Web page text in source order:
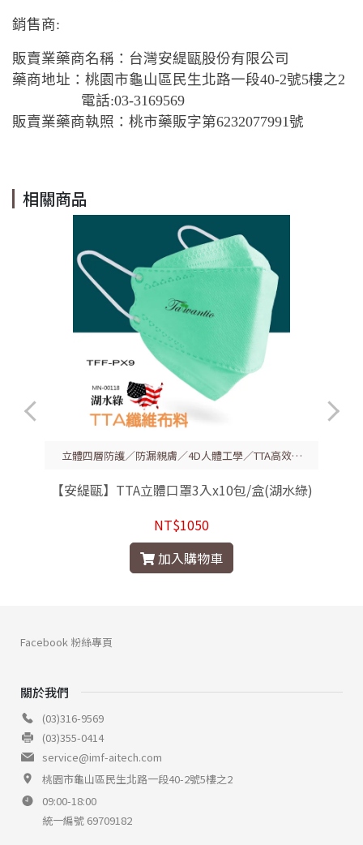
銷售商:
販賣業藥商名稱：台灣安緹甌股份有限公司
藥商地址：桃園市龜山區民生北路一段40-2號5樓之2
電話:03-3169569
販賣業藥商執照：桃市藥販字第6232077991號
相關商品
立體四層防護／防漏親膚／4D人體工學／TTA高效過
【安緹甌】TTA立體口罩3入x10包/盒(湖水綠)
NT$1050
加入購物車
關於我們
(03)316-9569
(03)355-0414
service@imf-aitech.com
桃園市龜山區民生北路一段40-2號5樓之2
09:00-18:00
統一編號 69709182
Facebook 粉絲專頁